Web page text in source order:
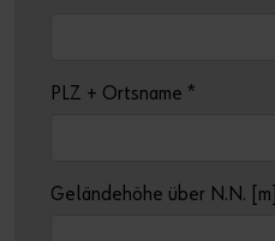
PLZ + Ortsname *
Geländehöhe über N.N. [m]